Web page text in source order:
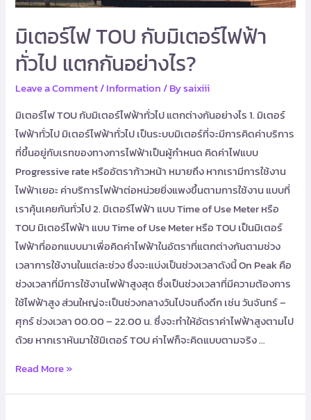
มิเตอร์ไฟ TOU กับมิเตอร์ไฟฟ้า
ทั่วไป แตกกันอย่างไร?
Leave a Comment/Information/ Bysaixiii
มิเตอร์ไฟ TOU กับมิเตอร์ไฟฟ้าทั่วไป แตกต่างกันอย่างไร 1. มิเตอร์
ไฟฟ้าทั่วไป มิเตอร์ไฟฟ้าทั่วไป เป็นระบบมิเตอร์ที่จะมีการคิดค่าบริการ
ที่ขึ้นอยู่กับเรทของทางการไฟฟ้าเป็นผู้กำหนด คิดค่าไฟแบบ
Progressive rate หรืออัตราก้าวหน้า หมายถึง หากเรามีการใช้งาน
ไฟฟ้าเยอะ ค่าบริการไฟฟ้าต่อหน่วยยิ่งแพงขึ้นตามการใช้งาน แบบที่
เราคุ้นเคยกันทั่วไป 2. มิเตอร์ไฟฟ้า แบบ Time of Use Meter หรือ
TOU มิเตอร์ไฟฟ้า แบบ Time of Use Meter หรือ TOU เป็นมิเตอร์
ไฟฟ้าที่ออกแบบมาเพื่อคิดค่าไฟฟ้าในอัตราที่แตกต่างกันตามช่วง
เวลาการใช้งานในแต่ละช่วง ซึ่งจะแบ่งเป็นช่วงเวลาดังนี้ On Peak คือ
ช่วงเวลาที่มีการใช้งานไฟฟ้าสูงสุด ซึ่งเป็นช่วงเวลาที่มีความต้องการ
ใช้ไฟฟ้าสูง ส่วนใหญ่จะเป็นช่วงกลางวันไปจนถึงดึก เช่น วันจันทร์ –
ศุกร์ ช่วงเวลา 00.00 – 22.00 น. ซึ่งจะทำให้อัตราค่าไฟฟ้าสูงตามไป
ด้วย หากเราหันมาใช้มิเตอร์ TOU ค่าไฟก็จะคิดแบบตามจริง …
Read More »